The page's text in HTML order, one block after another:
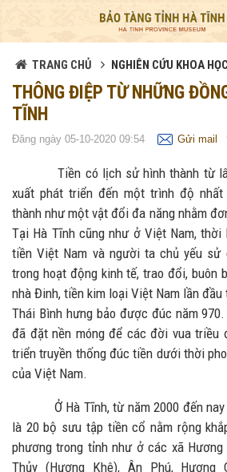
TRANG CHỦ NGHIÊN CỨU KHOA HỌC
THÔNG ĐIỆP TỪ NHỮNG
TĨNH
Đăng ngày 05-10-2020 09:54 Gửi mail
Tiền có lịch sử hình thành từ
xuất phát triển đến một trình độ
thành như một vật đổi đa năng nhằm
Tại Hà Tĩnh cũng như ở Việt Nam,
tiền Việt Nam và người ta chủ yếu sử
trong hoạt động kinh tế, trao đổi, buôn
nhà Đinh, tiền kim loại Việt Nam lần
Thái Bình hưng bảo được đúc năm
đã đặt nền móng để các đời vua triều
triển truyền thống đúc tiền dưới thời
của Việt Nam.
Ở Hà Tĩnh, từ năm 2000 đến nay
là 20 bộ sưu tập tiền cổ nằm rộng
phương trong tỉnh như ở các xã Hương
Thủy (Hương Khê), Ân Phú, Hương
Đã kết nối EMC